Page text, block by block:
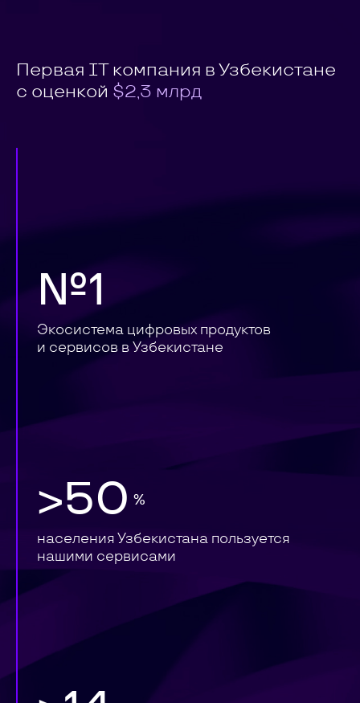
Первая IT компания в Узбекистане
с оценкой $2,3 млрд
№1
Экосистема цифровых продуктов
и сервисов в Узбекистане
>50 %
населения Узбекистана пользуется
нашими сервисами